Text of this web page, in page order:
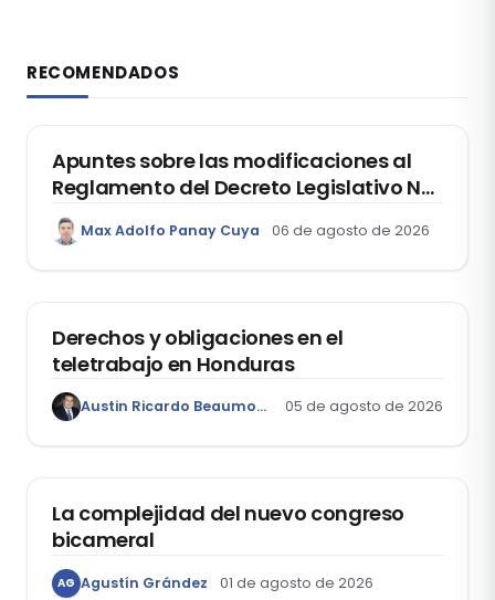
RECOMENDADOS
DERECHO REGISTRAL
Apuntes sobre las modificaciones al
Reglamento del Decreto Legislativo Nº
1400, que aprueba el Régimen de
Garantía Mobiliaria
Max Adolfo Panay Cuya 06 de agosto de 2026
Derechos y obligaciones en el
teletrabajo en Honduras
Austin Ricardo Beaumont Rivera 05 de agosto de 2026
La complejidad del nuevo congreso
bicameral
AG Agustín Grández 01 de agosto de 2026